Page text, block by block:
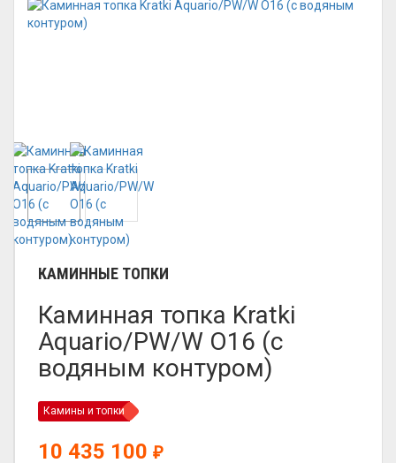
КАМИННЫЕ ТОПКИ
Каминная топка Kratki
Aquario/PW/W O16 (с
водяным контуром)
Камины и топки
10 435 100 ₽